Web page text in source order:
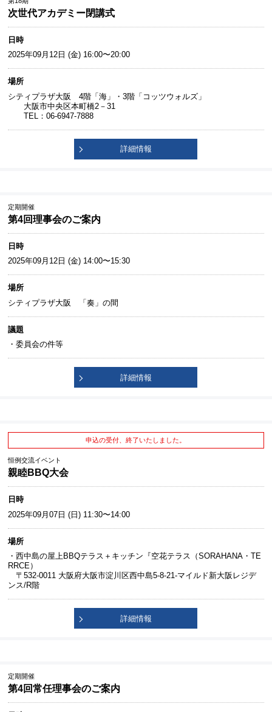
次世代アカデミー閉講式
日時
2025年09月12日 (金) 16:00〜20:00
場所
シティプラザ大阪 4階「海」・3階「コッツウォルズ」
大阪市中央区本町橋2－31
TEL：06-6947-7888
詳細情報
定期開催
第4回理事会のご案内
日時
2025年09月12日 (金) 14:00〜15:30
場所
シティプラザ大阪 「奏」の間
議題
・委員会の件等
詳細情報
申込の受付、終了いたしました。
恒例交流イベント
親睦BBQ大会
日時
2025年09月07日 (日) 11:30〜14:00
場所
・西中島の屋上BBQテラス＋キッチン『空花テラス（SORAHANA・TE
RRCE）
〒532-0011 大阪府大阪市淀川区西中島5-8-21-マイルド新大阪レジデ
ンス/R階
詳細情報
定期開催
第4回常任理事会のご案内